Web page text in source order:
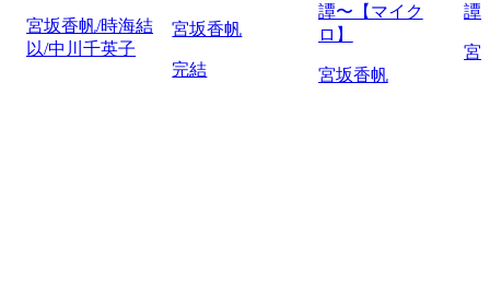
宮坂香帆/時海結
以/中川千英子
宮坂香帆
完結
譚〜【マイク
ロ】
宮坂香帆
譚
宮